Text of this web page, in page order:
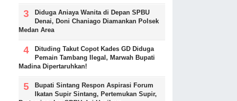
Diduga Aniaya Wanita di Depan SPBU
Denai, Doni Chaniago Diamankan Polsek
Medan Area
Dituding Takut Copot Kades GD Diduga
Pemain Tambang Ilegal, Marwah Bupati
Madina Dipertaruhkan!
Bupati Sintang Respon Aspirasi Forum
Ikatan Supir Sintang, Pertemukan Supir,